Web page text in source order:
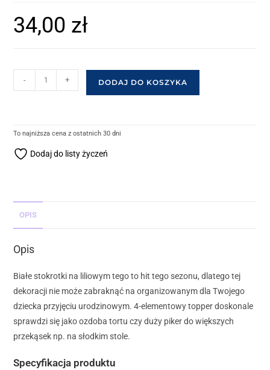
34,00 zł
- + DODAJ DO KOSZYKA
To najniższa cena z ostatnich 30 dni
Dodaj do listy życzeń
OPIS
Opis
Białe stokrotki na liliowym tego to hit tego sezonu, dlatego tej
dekoracji nie może zabraknąć na organizowanym dla Twojego
dziecka przyjęciu urodzinowym. 4-elementowy topper doskonale
sprawdzi się jako ozdoba tortu czy duży piker do większych
przekąsek np. na słodkim stole.
Specyfikacja produktu